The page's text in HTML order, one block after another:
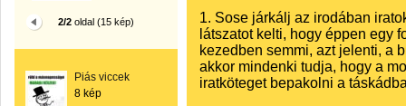
2/2 oldal (15 kép)
Piás viccek
8 kép
1. Sose járkálj az irodában
látszatot kelti, hogy éppen egy
kezedben semmi, azt jelenti, a
akkor mindenki tudja, hogy a
iratköteget bepakolni a